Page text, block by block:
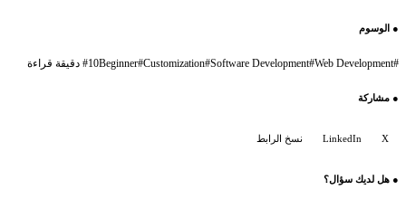
●الوسوم
Web Development
#
Software Development
#
Customization
#
Beginner
#10 دقيقة قراءة
●مشاركة
LinkedIn نسخ الرابط
●هل لديك سؤال؟